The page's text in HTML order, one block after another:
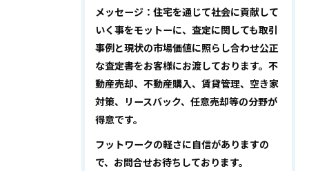
メッセージ：住宅を通じて社会に貢献して
いく事をモットーに、査定に関しても取引
事例と現状の市場価値に照らし合わせ公正
な査定書をお客様にお渡しております。不
動産売却、不動産購入、賃貸管理、空き家
対策、リースバック、任意売却等の分野が
得意です。
フットワークの軽さに自信がありますの
で、お問合せお待ちしております。